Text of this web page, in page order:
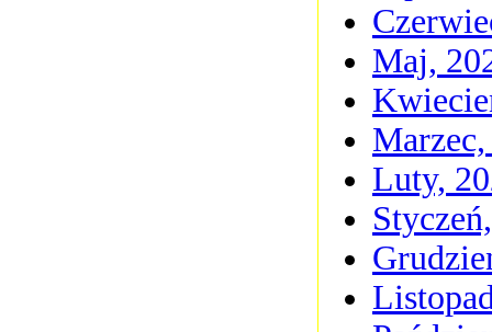
Maj,
Luty,